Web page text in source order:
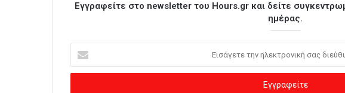
Εγγραφείτε στο newsletter του Hours.gr και δείτε
ημέρας.
σ